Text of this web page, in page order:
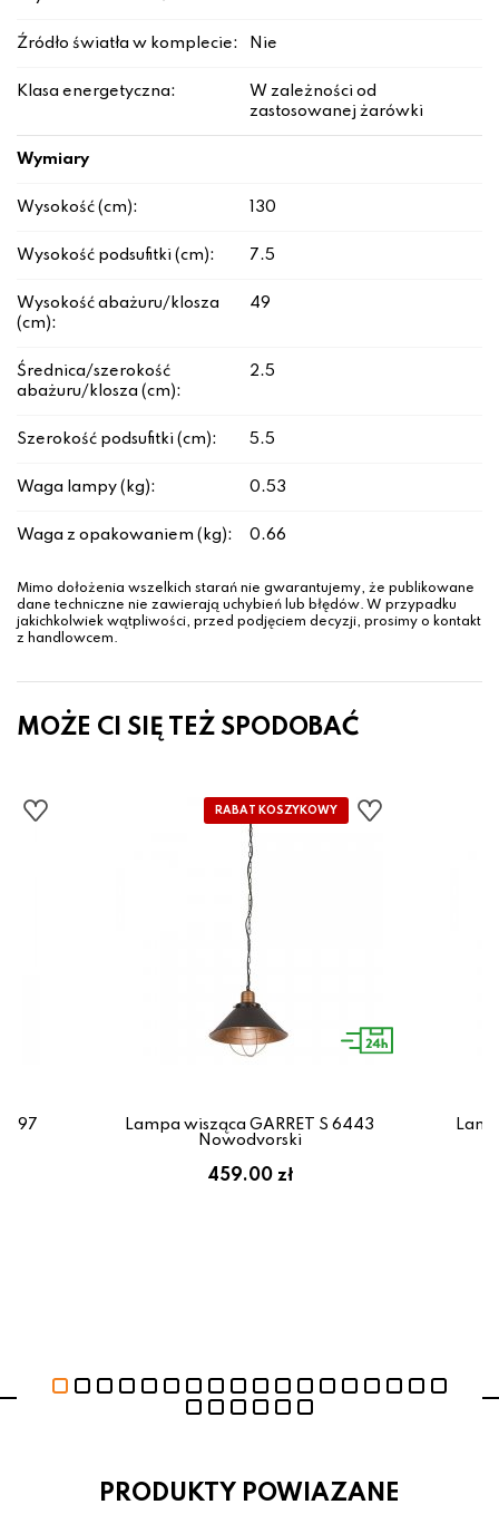
Źródło światła w komplecie: Nie
Klasa energetyczna:
W zależności od
zastosowanej żarówki
Wymiary
Wysokość (cm): 130
Wysokość podsufitki (cm): 7.5
Wysokość abażuru/klosza
(cm):
49
Średnica/szerokość
abażuru/klosza (cm):
2.5
Szerokość podsufitki (cm): 5.5
Waga lampy (kg): 0.53
Waga z opakowaniem (kg): 0.66
Mimo dołożenia wszelkich starań nie gwarantujemy, że publikowane
dane techniczne nie zawierają uchybień lub błędów. W przypadku
jakichkolwiek wątpliwości, przed podjęciem decyzji, prosimy o kontakt
z handlowcem.
MOŻE CI SIĘ TEŻ SPODOBAĆ
Lampa wisząca GARRET S 6443
Nowodvorski
459.00 zł
PRODUKTY POWIAZANE